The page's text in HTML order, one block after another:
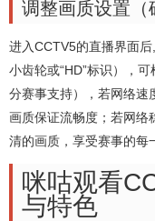
调整画质设置（
进入CCTV5的直播界面
小齿轮或“HD”标识），可
分赛事支持），若网络速
画质保证流畅度；若网络
清的画质，享受赛事的每
咪咕观看
与特色